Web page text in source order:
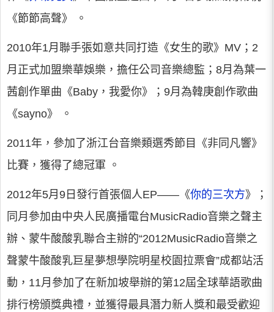
《節節高聲》 。
2010年1月聯手張如意共同打造《女生的歌》MV；2
月正式加盟樂華娛樂，擔任公司音樂總監；8月為葉一
茜創作單曲《Baby，我愛你》；9月為韓庚創作歌曲
《sayno》 。
2011年，參加了浙江台音樂類選秀節目《非同凡響》
比賽，獲得了總冠軍 。
2012年5月9日發行首張個人EP——《你的三次方》；
同月參加由中央人民廣播電台MusicRadio音樂之聲主
辦、蒙牛酸酸乳聯合主辦的“2012MusicRadio音樂之
聲蒙牛酸酸乳巨星夢想學院明星校園拉票會”成都站活
動，11月參加了在新加坡舉辦的第12屆全球華語歌曲
排行榜頒獎典禮，並獲得最具潛力新人獎和最受歡迎